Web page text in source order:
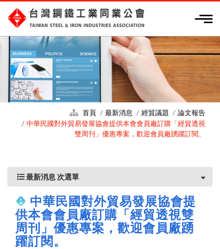
首頁 最新消息 經貿議題
論文報告
中華民國對外貿易發展協會提供本會會員廠訂購「經貿透視
雙周刊」優惠專案，歡迎會員廠踴躍訂閱。
最新消息 次選單
中華民國對外貿易發展協會提
供本會會員廠訂購「經貿透視雙
周刊」優惠專案，歡迎會員廠踴
躍訂閱。